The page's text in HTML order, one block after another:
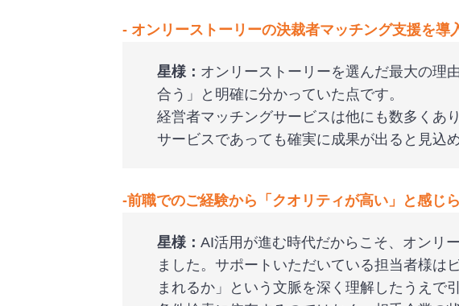
‐ オンリーストーリーの決裁者マッチング支援を導
星様： オンリーストーリーを選んだ最大の理
合う」と明確に分かっていた点です。
経営者マッチングサービスは他にも数多くあ
サービスであっても確実に成果が出ると見込
‐前職でのご経験から「クオリティが高い」と感じ
星様： AI活用が進む時代だからこそ、オンリ
ました。サポートいただいている担当者様は
まれるか」という文脈を深く理解したうえで